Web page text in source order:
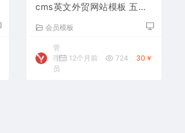
cms英文外贸网站模板 五金
会员模板
管
理
员
12个月前 724 30￥